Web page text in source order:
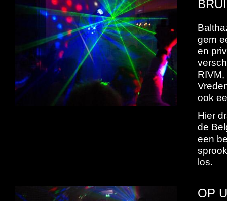
gem
en
ook
Hier
de
een
los.
OP